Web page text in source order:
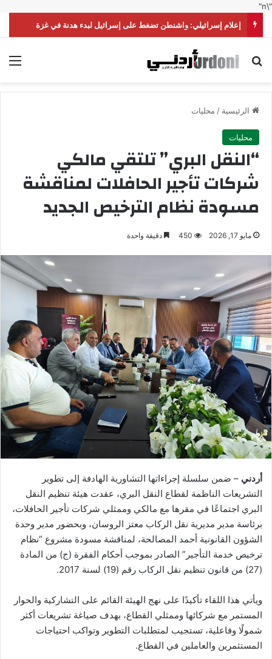
"\n"
إعلام إسرائيلي: واشنطن تضغط على إسرائيل لبدء هدنة في غزة
بحث عن
الرئيسية / محليات
محليات
“النقل البري” تلتقي مالكي
شركات تأجير الحافلات لمناقشة
مسودة نظام الترخيص الجديد
مايو 17, 2026 450 دقيقة واحدة
أردني – ضمن سلسلة إجراءاتها التشاورية الهادفة إلى تطوير
التشريعات الناظمة لقطاع النقل البري، عقدت هيئة تنظيم النقل
البري اجتماعًا في مقرها مع مالكي وممثلي شركات تأجير الحافلات،
برئاسة مدير مديرية نقل الركاب معتز الروسان، وبحضور مدير وحدة
الشؤون القانونية أحمد المصالحة، لمناقشة مسودة مشروع “نظام
ترخيص خدمة التأجير” الصادر بموجب أحكام الفقرة (ج) من المادة
(27) من قانون تنظيم نقل الركاب رقم (19) لسنة 2017.
ويأتي هذا اللقاء تأكيدًا على نهج الهيئة القائم على التشاركية والحوار
المستمر مع شركائها وممثلي القطاع، بهدف صياغة تشريعات أكثر
شمولًا وفاعلية، تستجيب لمتطلبات التطوير وتواكب احتياجات
المستثمرين والعاملين في القطاع.